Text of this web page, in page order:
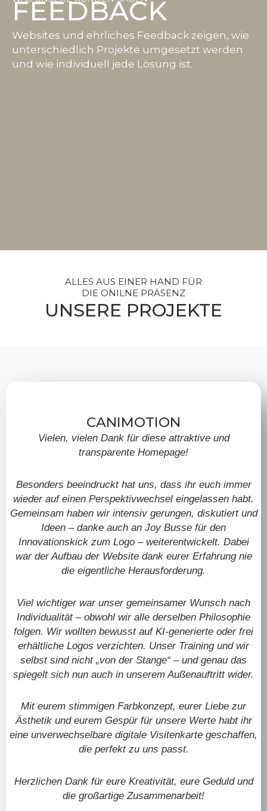
FEEDBACK
Websites und ehrliches Feedback zeigen, wie
unterschiedlich Projekte umgesetzt werden
und wie individuell jede Lösung ist.
ALLES AUS EINER HAND FÜR
DIE ONILNE PRÄSENZ
UNSERE PROJEKTE
CANIMOTION
Vielen, vielen Dank für diese attraktive und
transparente Homepage!
Besonders beeindruckt hat uns, dass ihr euch immer
wieder auf einen Perspektivwechsel eingelassen habt.
Gemeinsam haben wir intensiv gerungen, diskutiert und
Ideen – danke auch an Joy Busse für den
Innovationskick zum Logo – weiterentwickelt. Dabei
war der Aufbau der Website dank eurer Erfahrung nie
die eigentliche Herausforderung.
Viel wichtiger war unser gemeinsamer Wunsch nach
Individualität – obwohl wir alle derselben Philosophie
folgen. Wir wollten bewusst auf KI-generierte oder frei
erhältliche Logos verzichten. Unser Training und wir
selbst sind nicht „von der Stange“ – und genau das
spiegelt sich nun auch in unserem Außenauftritt wider.
Mit eurem stimmigen Farbkonzept, eurer Liebe zur
Ästhetik und eurem Gespür für unsere Werte habt ihr
eine unverwechselbare digitale Visitenkarte geschaffen,
die perfekt zu uns passt.
Herzlichen Dank für eure Kreativität, eure Geduld und
die großartige Zusammenarbeit!